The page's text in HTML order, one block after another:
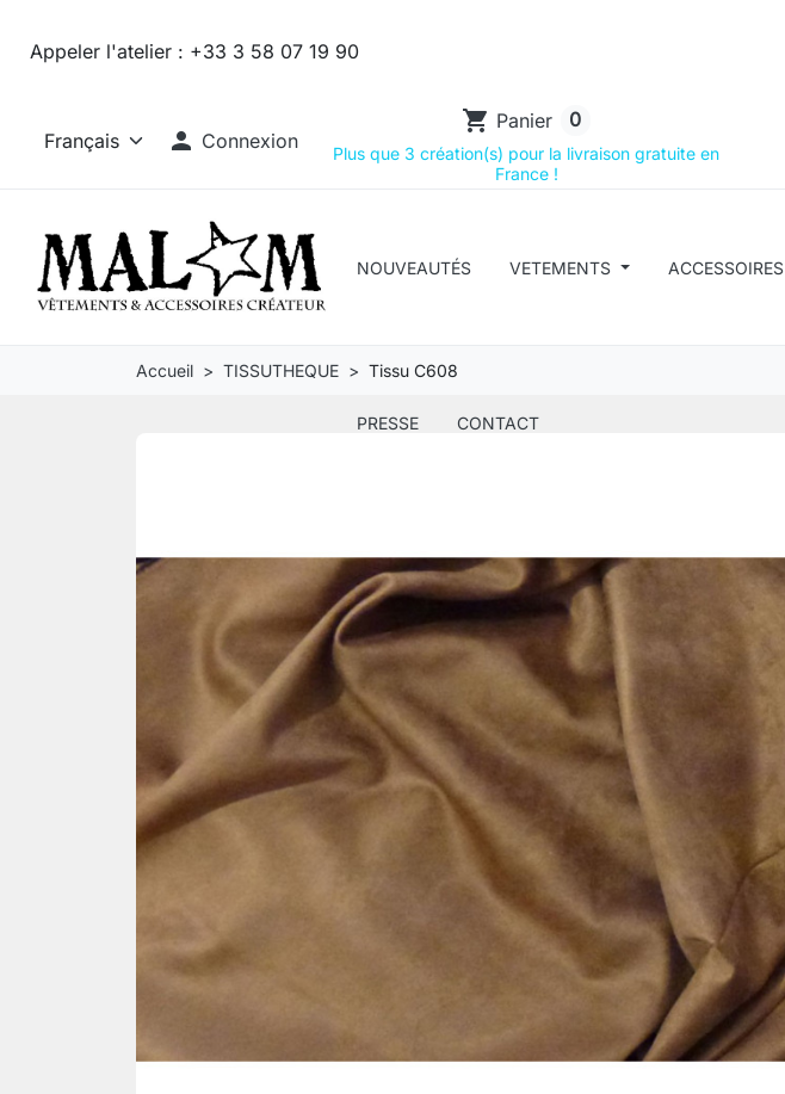
Appeler l'atelier : +33 3 58 07 19 90
 Connexion
shopping_cart Panier 0
Plus que 3 création(s) pour la livraison gratuite en
France !
NOUVEAUTÉS VETEMENTS ACCESSOIRES
PRESSE CONTACT
Accueil TISSUTHEQUE Tissu C608